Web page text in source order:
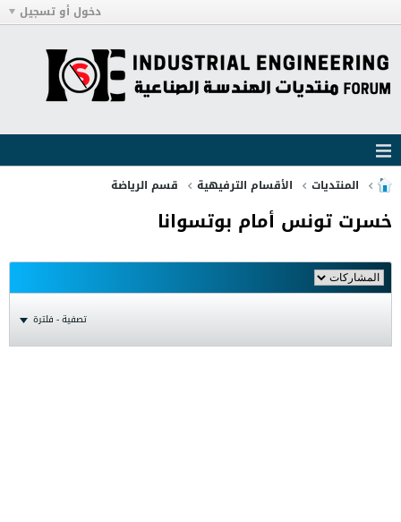
دخول أو تسجيل
المنتديات الأقسام الترفيهية قسم الرياضة
خسرت تونس أمام بوتسوانا
تصفية - فلترة